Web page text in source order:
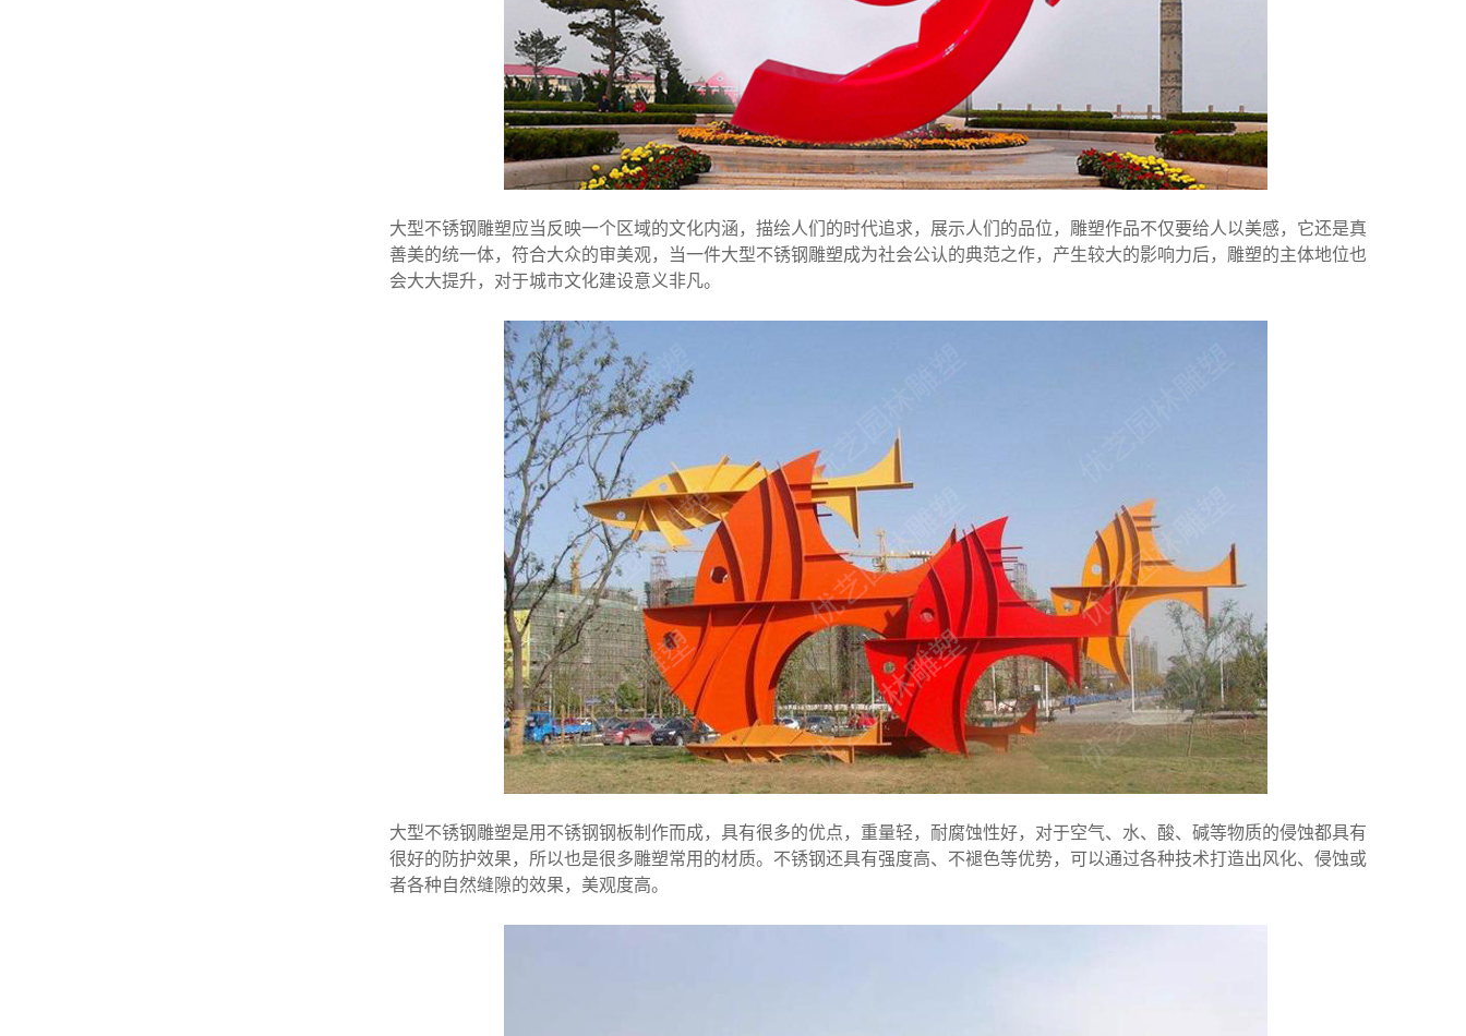
大型不锈钢雕塑应当反映一个区域的文化内涵，描绘人们的时代追求，展示人们的品位，雕塑作品不仅要给人以美感，它还是真
善美的统一体，符合大众的审美观，当一件大型不锈钢雕塑成为社会公认的典范之作，产生较大的影响力后，雕塑的主体地位也
会大大提升，对于城市文化建设意义非凡。
大型不锈钢雕塑是用不锈钢钢板制作而成，具有很多的优点，重量轻，耐腐蚀性好，对于空气、水、酸、碱等物质的侵蚀都具有
很好的防护效果，所以也是很多雕塑常用的材质。不锈钢还具有强度高、不褪色等优势，可以通过各种技术打造出风化、侵蚀或
者各种自然缝隙的效果，美观度高。